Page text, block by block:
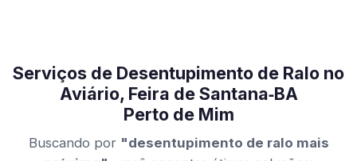
Serviços de Desentupimento de Ralo no
Aviário, Feira de Santana‑BA
Perto de Mim
Buscando por "desentupimento de ralo mais